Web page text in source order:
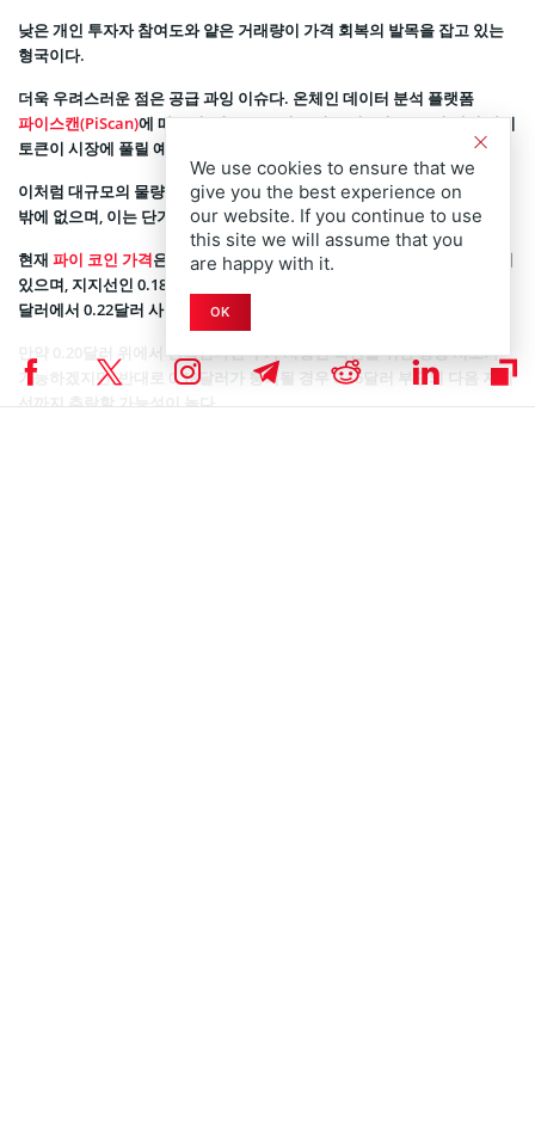
낮은 개인 투자자 참여도와 얕은 거래량이 가격 회복의 발목을 잡고 있는
형국이다.
더욱 우려스러운 점은 공급 과잉 이슈다. 온체인 데이터 분석 플랫폼
파이스캔(PiScan)에 따르면, 앞으로 30일 동안 무려 1억 4,200만 개의 파이
토큰이 시장에 풀릴 예정이다.
이처럼 대규모의 물량이 해제될 경우 시장의 매도 압력은 한층 거세질 수
밖에 없으며, 이는 단기적인 반등 가능성을 현저히 낮추는 요인이 된다.
현재 파이 코인 가격은 0.18달러에서 0.20달러 사이의 좁은 박스권에 갇혀
있으며, 지지선인 0.18달러를 간신히 지탱하고 있다. 주요 저항대는 0.20
달러에서 0.22달러 사이에 두텁게 형성되어 있다.
만약 0.20달러 위에서 안착한다면 추가 저항선 확인을 위한 상승 시도가
가능하겠지만, 반대로 0.18달러가 붕괴될 경우 0.16달러 부근의 다음 지지
선까지 추락할 가능성이 높다.
We use cookies to ensure that we
give you the best experience on
our website. If you continue to use
this site we will assume that you
are happy with it.
OK